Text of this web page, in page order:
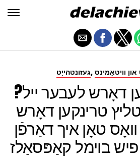
געזונטהייַט, וויטאַמינס
דאָרש לעבער ייל?
טרינקען דאָרש
טאָן איך דאַרפֿן